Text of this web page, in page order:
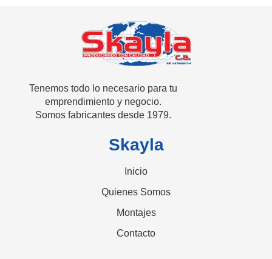
Tenemos todo lo necesario para tu
emprendimiento y negocio.
Somos fabricantes desde 1979.
Skayla
Inicio
Quienes Somos
Montajes
Contacto